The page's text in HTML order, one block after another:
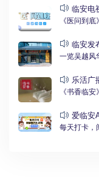
临安电
《医问到
临安发
一览吴越风
乐活广
《书香临
爱临安
每天打卡，